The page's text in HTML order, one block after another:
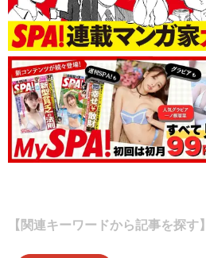
【関連キーワードから記事を探す】